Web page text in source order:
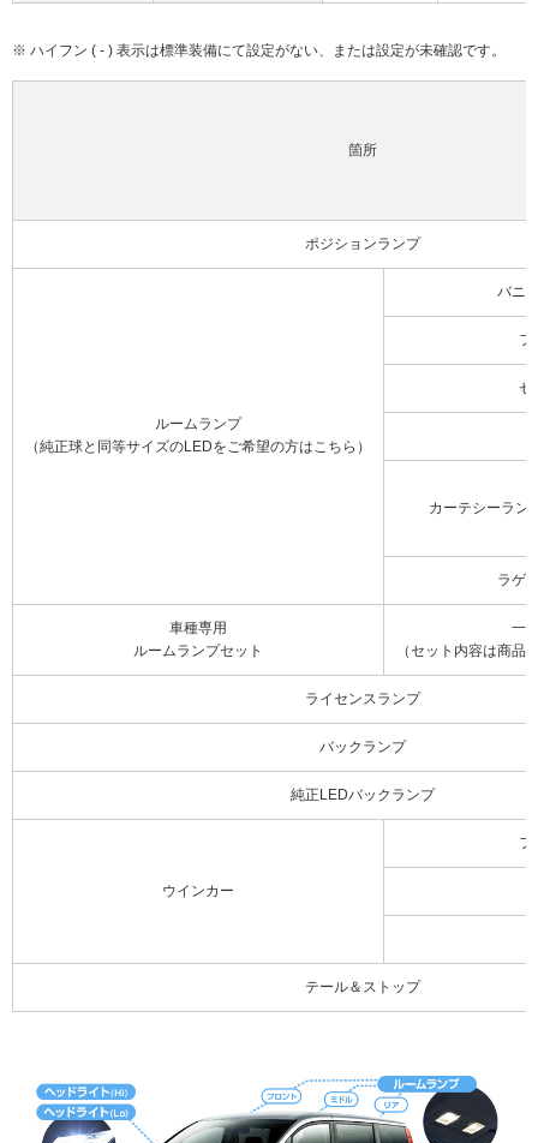
※ ハイフン ( - ) 表示は標準装備にて設定がない、または設定が未確認です。
箇所
ポジションランプ
ルームランプ
（純正球と同等サイズのLEDをご希望の方はこちら）
バニ
フ
セ
カーテシーラン
ラゲ
車種専用
ルームランプセット
一
（セット内容は商品
ライセンスランプ
バックランプ
純正LEDバックランプ
ウインカー
フ
テール＆ストップ